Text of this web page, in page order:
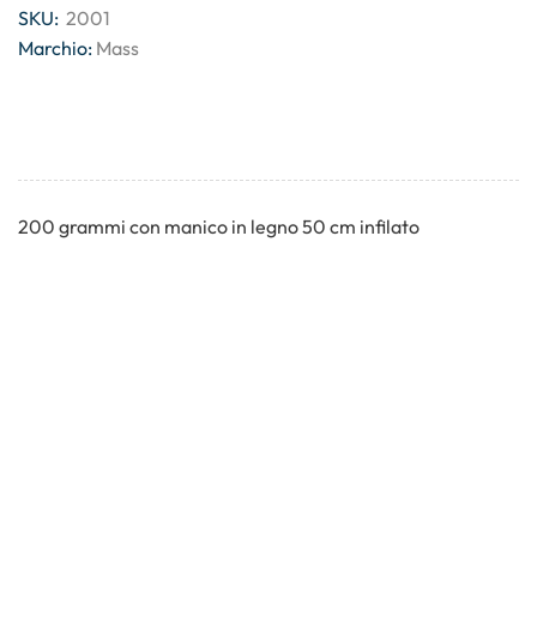
SKU: 2001
Marchio: Mass
200 grammi con manico in legno 50 cm infilato